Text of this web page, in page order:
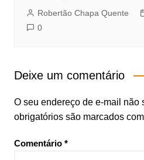
Robertão Chapa Quente
0
Deixe um comentário
O seu endereço de e-mail não
obrigatórios são marcados com
Comentário *